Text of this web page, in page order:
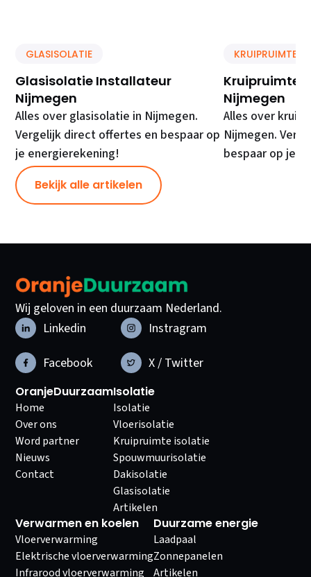
GLASISOLATIE
Glasisolatie Installateur
Nijmegen
Alles over glasisolatie in Nijmegen.
Vergelijk direct offertes en bespaar op
je energierekening!
KRUIPRUIMTE
Kruipruimte
Nijmegen
Alles over
Nijmegen.
bespaar op je
Bekijk alle artikelen
Wij geloven in een duurzaam Nederland.
Linkedin
Instragram
Facebook
X / Twitter
OranjeDuurzaam
Home
Over ons
Word partner
Nieuws
Contact
Isolatie
Isolatie
Vloerisolatie
Kruipruimte isolatie
Spouwmuurisolatie
Dakisolatie
Glasisolatie
Artikelen
Verwarmen en koelen
Vloerverwarming
Elektrische vloerverwarming
Infrarood vloerverwarming
Duurzame energie
Laadpaal
Zonnepanelen
Artikelen